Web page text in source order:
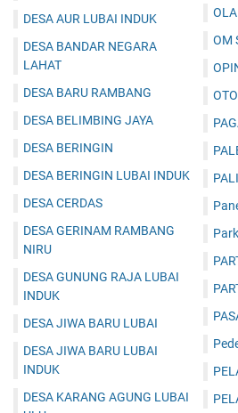
DESA AUR LUBAI INDUK
DESA BANDAR NEGARA
LAHAT
DESA BARU RAMBANG
DESA BELIMBING JAYA
DESA BERINGIN
DESA BERINGIN LUBAI INDUK
DESA CERDAS
DESA GERINAM RAMBANG
NIRU
DESA GUNUNG RAJA LUBAI
INDUK
DESA JIWA BARU LUBAI
DESA JIWA BARU LUBAI
INDUK
DESA KARANG AGUNG LUBAI
OM
PALI